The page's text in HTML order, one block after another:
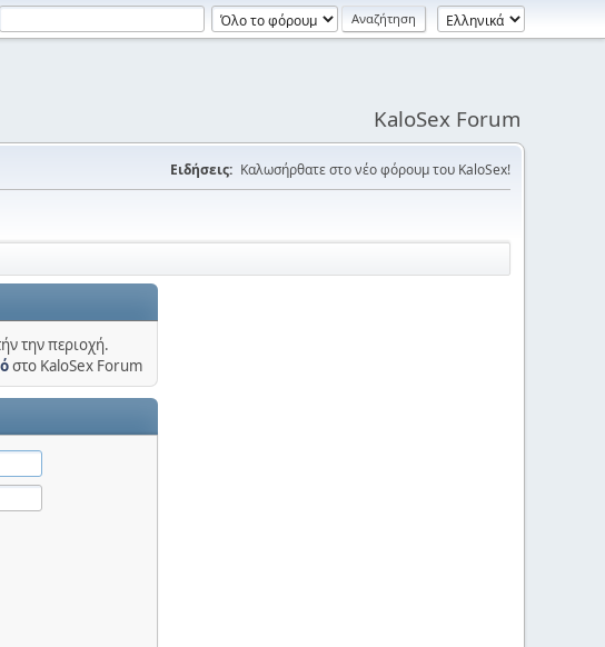
KaloSex Forum
Ειδήσεις: Καλωσήρθατε στο νέο φόρουμ του KaloSex!
την περιοχή.
στο KaloSex Forum